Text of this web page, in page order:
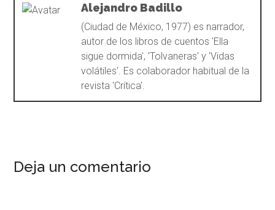
Alejandro Badillo
(Ciudad de México, 1977) es narrador,
autor de los libros de cuentos 'Ella
sigue dormida', 'Tolvaneras' y 'Vidas
volátiles'. Es colaborador habitual de la
revista 'Crítica'.
Deja un comentario